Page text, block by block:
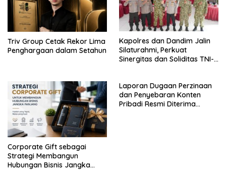
Triv Group Cetak Rekor Lima
Penghargaan dalam Setahun
Kapolres dan Dandim Jalin
Silaturahmi, Perkuat
Sinergitas dan Soliditas TNI-
Corporate Gift sebagai
Strategi Membangun
Hubungan Bisnis Jangka
Laporan Dugaan Perzinaan
dan Penyebaran Konten
Pribadi Resmi Diterima